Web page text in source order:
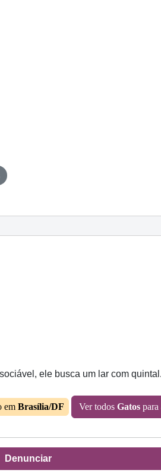
ele busca um lar com
em Brasília/DF Ver todos Gatos para
Denunciar